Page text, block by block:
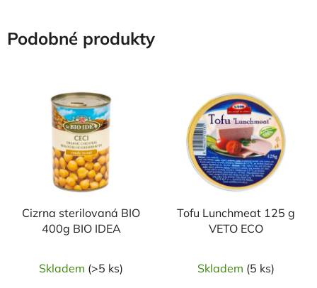
Podobné produkty
Cizrna sterilovaná BIO
400g BIO IDEA
Skladem (>5 ks)
Tofu Lunchmeat 125 g
VETO ECO
Skladem (5 ks)